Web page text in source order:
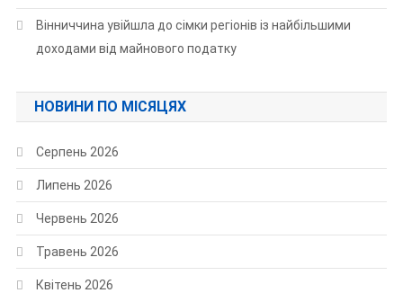
Вінниччина увійшла до сімки регіонів із найбільшими
доходами від майнового податку
НОВИНИ ПО МІСЯЦЯХ
Серпень 2026
Липень 2026
Червень 2026
Травень 2026
Квітень 2026